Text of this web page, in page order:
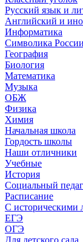
Русский язык и
Английский и
Информатика
Символика
География
Биология
Математика
Музыка
ОБЖ
Физика
Химия
Начальная школа
Гордость школы
Наши отличники
Учебные
История
Социальный
Расписание
С историческими
ЕГЭ
ОГЭ
Для детского сада